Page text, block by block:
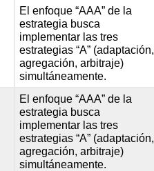
El enfoque “AAA” de la
estrategia busca
implementar las tres
estrategias “A” (adaptación,
agregación, arbitraje)
simultáneamente.
El enfoque “AAA” de la
estrategia busca
implementar las tres
estrategias “A” (adaptación,
agregación, arbitraje)
simultáneamente.